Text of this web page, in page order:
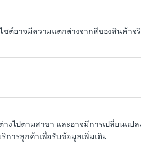
ซต์อาจมีความแตกต่างจากสีของสินค้าจ
างไปตามสาขา และอาจมีการเปลี่ยนแป
การลูกค้าเพื่อรับข้อมูลเพิ่มเติม